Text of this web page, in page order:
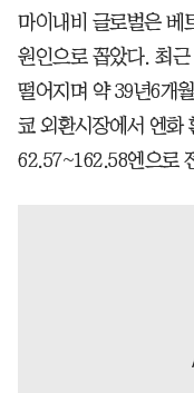
마이내비 글로벌은 베
원인으로 꼽았다. 최
떨어지며 약 39년6개
쿄 외환시장에서 엔화
62.57~162.58엔으로